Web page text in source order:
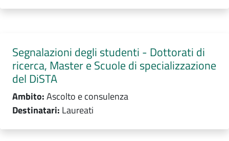
Segnalazioni degli studenti - Dottorati di
ricerca, Master e Scuole di specializzazione
del DiSTA
Ambito:Ascolto e consulenza
Destinatari: Laureati